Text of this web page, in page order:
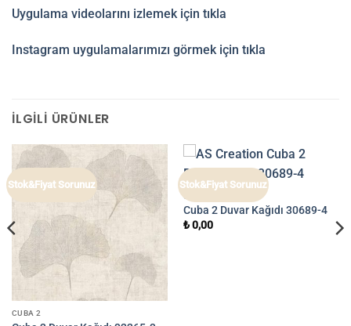
Uygulama videolarını izlemek için tıkla
Instagram uygulamalarımızı görmek için tıkla
İLGILI ÜRÜNLER
Stok&Fiyat Sorunuz
CUBA 2
Stok&Fiyat Sorunuz
CUBA 2
Cuba 2 Duvar Kağıdı 30689-4
₺0,00